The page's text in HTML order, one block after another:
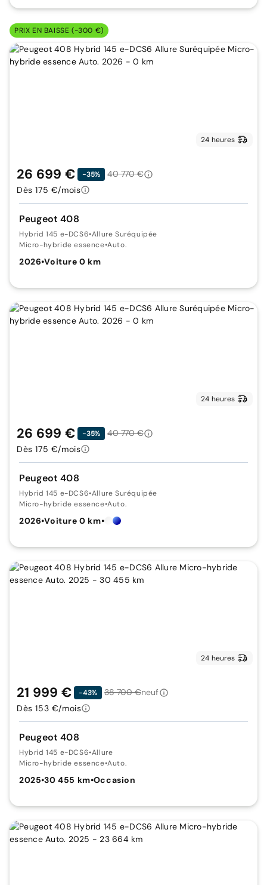
PRIX EN BAISSE (-300 €)
24 heures
Peugeot 408
Hybrid 145 e-DCS6•Allure Suréquipée
Micro-hybride essence•Auto.
2026•Voiture 0 km
26 699 € -35%
40 770 €
Dès 175 €/mois
24 heures
Peugeot 408
Hybrid 145 e-DCS6•Allure Suréquipée
Micro-hybride essence•Auto.
2026•Voiture 0 km•
26 699 € -35%
40 770 €
Dès 175 €/mois
24 heures
Peugeot 408
Hybrid 145 e-DCS6•Allure
Micro-hybride essence•Auto.
2025•30 455 km•Occasion
21 999 € -43% 38 700 €neuf
Dès 153 €/mois